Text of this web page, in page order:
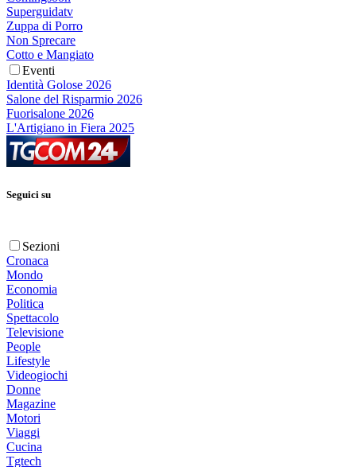
Superguidatv
Zuppa di Porro
Non Sprecare
Cotto e Mangiato
Eventi
Identità Golose 2026
Salone del Risparmio 2026
Fuorisalone 2026
L'Artigiano in Fiera 2025
Seguici su
Sezioni
Cronaca
Mondo
Economia
Politica
Spettacolo
Televisione
People
Lifestyle
Videogiochi
Donne
Magazine
Motori
Viaggi
Cucina
Tgtech